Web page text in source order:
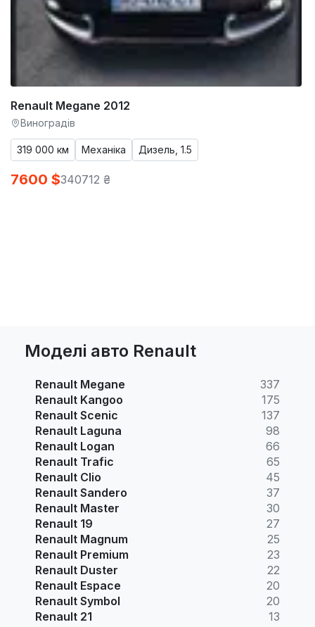
Renault Megane 2012
Виноградів
319 000 км Механіка Дизель, 1.5
7600 $340712 ₴
Моделі авто Renault
Renault Megane
337
Renault Kangoo
175
Renault Scenic
137
Renault Laguna
98
Renault Logan
66
Renault Trafic
65
Renault Clio
45
Renault Sandero
37
Renault Master
30
Renault 19
27
Renault Magnum
25
Renault Premium
23
Renault Duster
22
Renault Espace
20
Renault Symbol
20
Renault 21
13